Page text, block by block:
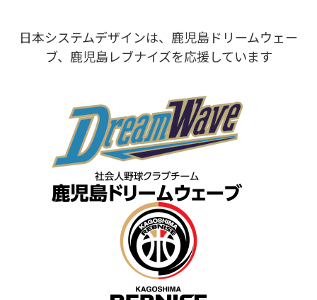
日本システムデザインは、鹿児島ドリームウェー
ブ、鹿児島レブナイズを応援しています